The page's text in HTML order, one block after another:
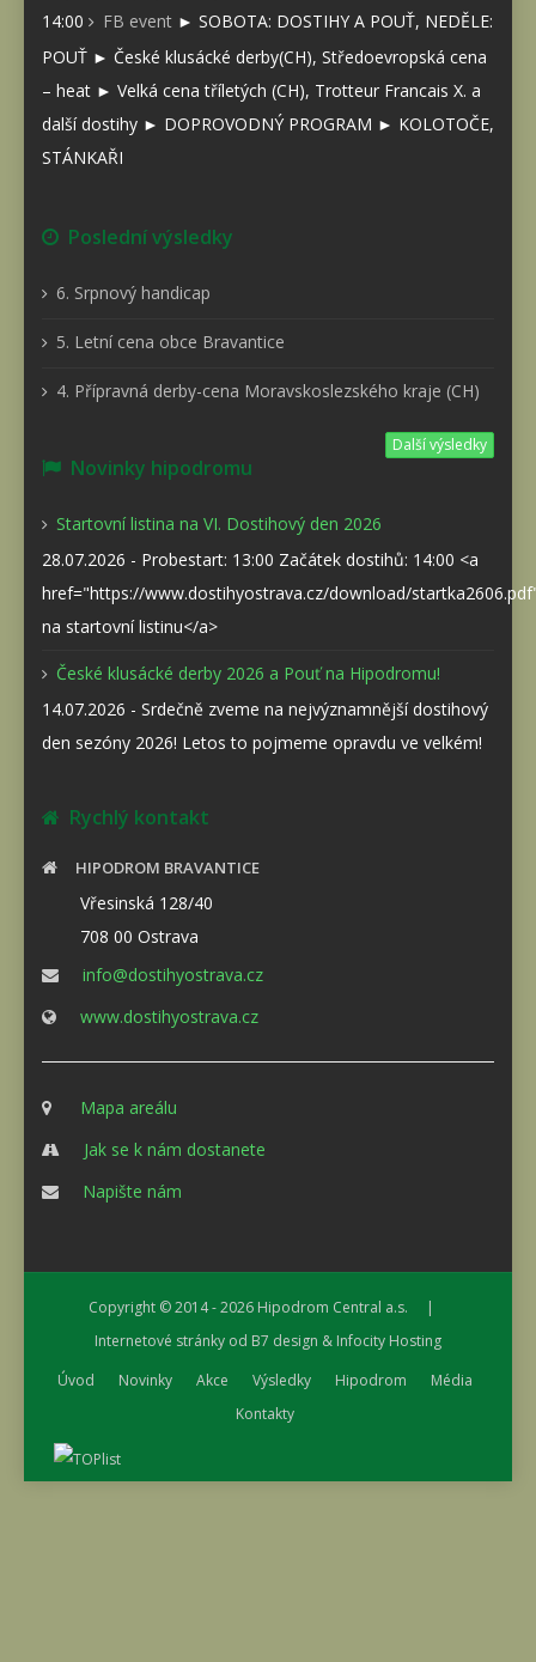
14:00
FB event ► SOBOTA: DOSTIHY A POUŤ, NEDĚLE:
POUŤ ► České klusácké derby(CH), Středoevropská cena
– heat ► Velká cena tříletých (CH), Trotteur Francais X. a
další dostihy ► DOPROVODNÝ PROGRAM ► KOLOTOČE,
STÁNKAŘI
Poslední výsledky
6. Srpnový handicap
5. Letní cena obce Bravantice
4. Přípravná derby-cena Moravskoslezského kraje (CH)
Další výsledky
Novinky hipodromu
Startovní listina na VI. Dostihový den 2026
28.07.2026 - Probestart: 13:00 Začátek dostihů: 14:00 <a
href="https://www.dostihyostrava.cz/download/
na startovní listinu</a>
České klusácké derby 2026 a Pouť na Hipodromu!
14.07.2026 - Srdečně zveme na nejvýznamnější dostihový
den sezóny 2026! Letos to pojmeme opravdu ve velkém!
Rychlý kontakt
HIPODROM BRAVANTICE
Vřesinská 128/40
708 00 Ostrava
info@dostihyostrava.cz
www.dostihyostrava.cz
Mapa areálu
Jak se k nám dostanete
Napište nám
Copyright © 2014 - 2026 Hipodrom Central a.s. |
Internetové stránky od B7 design & Infocity Hosting
Úvod
Novinky Akce Výsledky Hipodrom
Média
Kontakty